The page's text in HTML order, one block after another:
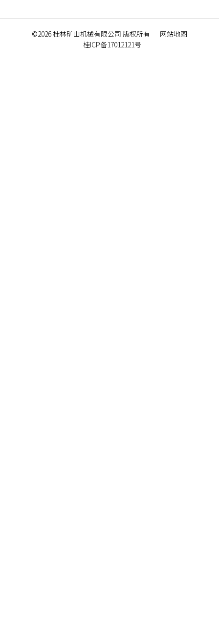
©2026桂林矿山机械有限公司 版权所有
网站地图
桂ICP备17012121号